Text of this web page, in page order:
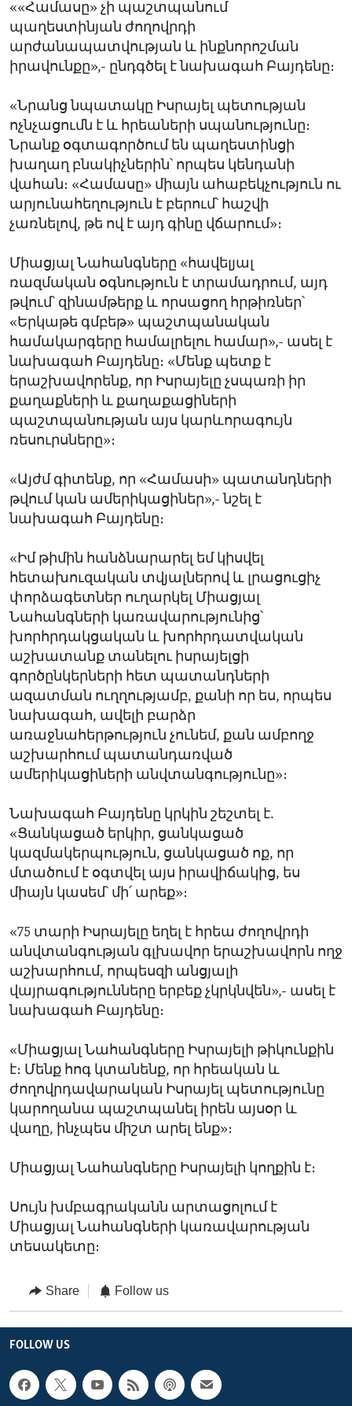
««Համասը» չի պաշտպանում
պաղեստինյան ժողովրդի
արժանապատվության և ինքնորոշման
իրավունքը»,- ընդգծել է նախագահ Բայդենը։
«Նրանց նպատակը Իսրայել պետության
ոչնչացումն է և հրեաների սպանությունը։
Նրանք օգտագործում են պաղեստինցի
խաղաղ բնակիչներին՝ որպես կենդանի
վահան։ «Համասը» միայն ահաբեկչություն ու
արյունահեղություն է բերում՝ հաշվի
չառնելով, թե ով է այդ գինը վճարում»։
Միացյալ Նահանգները «հավելյալ
ռազմական օգնություն է տրամադրում, այդ
թվում՝ զինամթերք և որսացող հրթիռներ՝
«Երկաթե գմբեթ» պաշտպանական
համակարգերը համալրելու համար»,- ասել է
նախագահ Բայդենը։ «Մենք պետք է
երաշխավորենք, որ Իսրայելը չսպառի իր
քաղաքների և քաղաքացիների
պաշտպանության այս կարևորագույն
ռեսուրսները»։
«Այժմ գիտենք, որ «Համասի» պատանդների
թվում կան ամերիկացիներ»,- նշել է
նախագահ Բայդենը։
«Իմ թիմին հանձնարարել եմ կիսվել
հետախուզական տվյալներով և լրացուցիչ
փորձագետներ ուղարկել Միացյալ
Նահանգների կառավարությունից՝
խորհրդակցական և խորհրդատվական
աշխատանք տանելու իսրայելցի
գործընկերների հետ պատանդների
ազատման ուղղությամբ, քանի որ ես, որպես
նախագահ, ավելի բարձր
առաջնահերթություն չունեմ, քան ամբողջ
աշխարհում պատանդառված
ամերիկացիների անվտանգությունը»։
Նախագահ Բայդենը կրկին շեշտել է.
«Ցանկացած երկիր, ցանկացած
կազմակերպություն, ցանկացած ոք, որ
մտածում է օգտվել այս իրավիճակից, ես
միայն կասեմ՝ մի՛ արեք»։
«75 տարի Իսրայելը եղել է հրեա ժողովրդի
անվտանգության գլխավոր երաշխավորն ողջ
աշխարհում, որպեսզի անցյալի
վայրագությունները երբեք չկրկնվեն»,- ասել է
նախագահ Բայդենը։
«Միացյալ Նահանգները Իսրայելի թիկունքին
է։ Մենք հոգ կտանենք, որ հրեական և
ժողովրդավարական Իսրայել պետությունը
կարողանա պաշտպանել իրեն այսօր և
վաղը, ինչպես միշտ արել ենք»։
Միացյալ Նահանգները Իսրայելի կողքին է։
Սույն խմբագրականն արտացոլում է
Միացյալ Նահանգների կառավարության
տեսակետը։
Share Follow us
FOLLOW US